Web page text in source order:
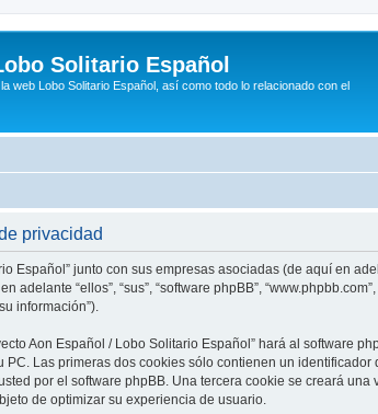
Solitario Español
web Lobo Solitario Español, así como todo lo relacionado con el
privacidad
junto con sus empresas asociadas (de aquí en
“ellos”, “sus”, “software phpBB”,
información”).
Aon Español / Lobo Solitario Español” hará al software
Las primeras dos cookies sólo contienen un
por el software phpBB. Una tercera cookie se creará
de optimizar su experiencia de usuario.